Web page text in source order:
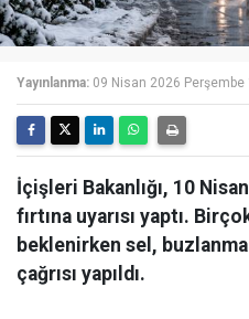
Yayınlanma: 09 Nisan 2026 Perşembe
İçişleri Bakanlığı, 10
fırtına uyarısı yaptı.
beklenirken sel,
çağrısı yapıldı.